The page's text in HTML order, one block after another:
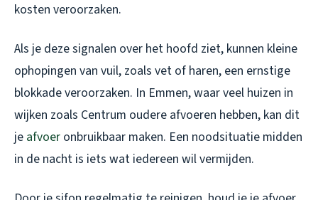
kosten veroorzaken.
Als je deze signalen over het hoofd ziet, kunnen kleine
ophopingen van vuil, zoals vet of haren, een ernstige
blokkade veroorzaken. In Emmen, waar veel huizen in
wijken zoals Centrum oudere afvoeren hebben, kan dit
je afvoer onbruikbaar maken. Een noodsituatie midden
in de nacht is iets wat iedereen wil vermijden.